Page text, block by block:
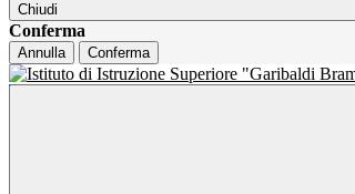
Chiudi
Conferma
Annulla Conferma